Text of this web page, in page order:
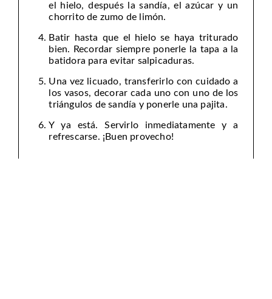
el hielo, después la sandía, el azúcar y un
chorrito de zumo de limón.
Batir hasta que el hielo se haya triturado
bien. Recordar siempre ponerle la tapa a la
batidora para evitar salpicaduras.
Una vez licuado, transferirlo con cuidado a
los vasos, decorar cada uno con uno de los
triángulos de sandía y ponerle una pajita.
Y ya está. Servirlo inmediatamente y a
refrescarse. ¡Buen provecho!